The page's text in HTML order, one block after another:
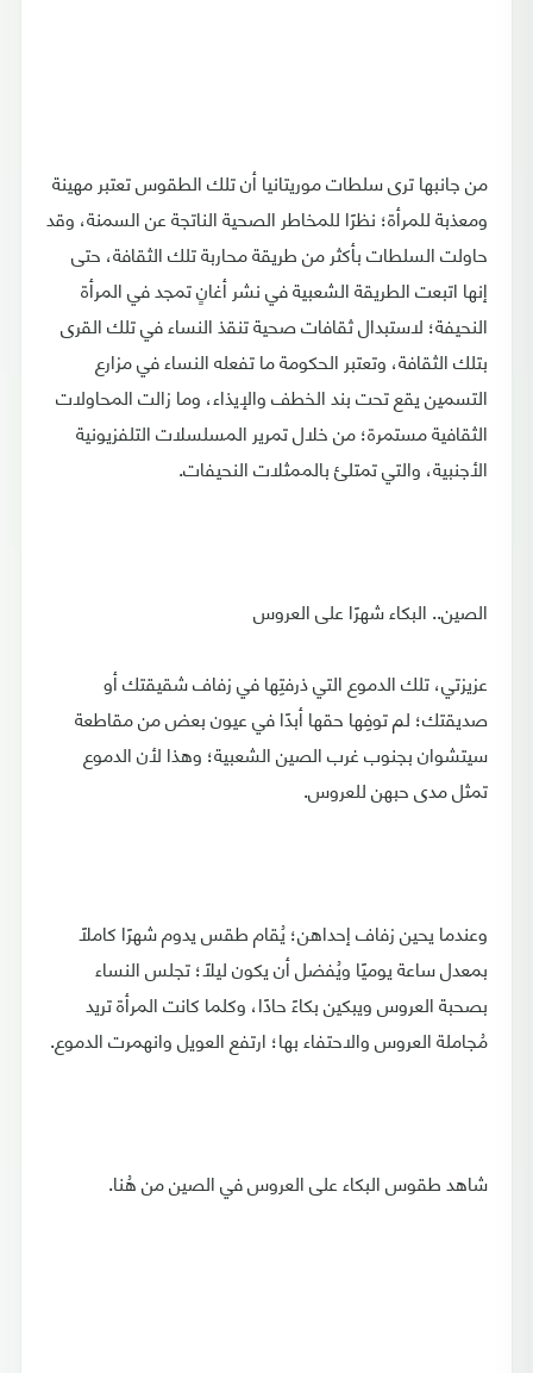
من جانبها ترى سلطات موريتانيا أن تلك الطقوس تعتبر مهينة
ومعذبة للمرأة؛ نظرًا للمخاطر الصحية الناتجة عن السمنة، وقد
حاولت السلطات بأكثر من طريقة محاربة تلك الثقافة، حتى
إنها اتبعت الطريقة الشعبية في نشر أغانٍ تمجد في المرأة
النحيفة؛ لاستبدال ثقافات صحية تنقذ النساء في تلك القرى
بتلك الثقافة، وتعتبر الحكومة ما تفعله النساء في مزارع
التسمين يقع تحت بند الخطف والإيذاء، وما زالت المحاولات
الثقافية مستمرة؛ من خلال تمرير المسلسلات التلفزيونية
الأجنبية، والتي تمتلئ بالممثلات النحيفات.
الصين.. البكاء شهرًا على العروس
عزيزتي، تلك الدموع التي ذرفتِها في زفاف شقيقتك أو
صديقتك؛ لم توفِها حقها أبدًا في عيون بعض من مقاطعة
سيتشوان بجنوب غرب الصين الشعبية؛ وهذا لأن الدموع
تمثل مدى حبهن للعروس.
وعندما يحين زفاف إحداهن؛ يُقام طقس يدوم شهرًا كاملًا
بمعدل ساعة يوميًا ويُفضل أن يكون ليلًا؛ تجلس النساء
بصحبة العروس ويبكين بكاءً حادًا، وكلما كانت المرأة تريد
مُجاملة العروس والاحتفاء بها؛ ارتفع العويل وانهمرت الدموع.
شاهد طقوس البكاء على العروس في الصين من هُنا.